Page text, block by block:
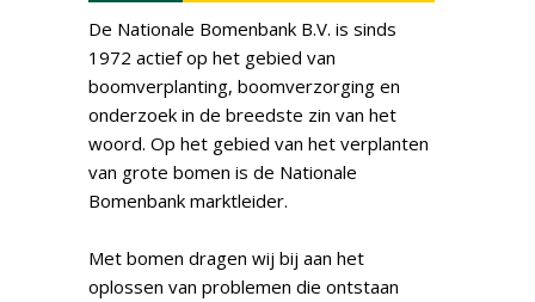
De Nationale Bomenbank B.V. is sinds
1972 actief op het gebied van
boomverplanting, boomverzorging en
onderzoek in de breedste zin van het
woord. Op het gebied van het verplanten
van grote bomen is de Nationale
Bomenbank marktleider.
Met bomen dragen wij bij aan het
oplossen van problemen die ontstaan